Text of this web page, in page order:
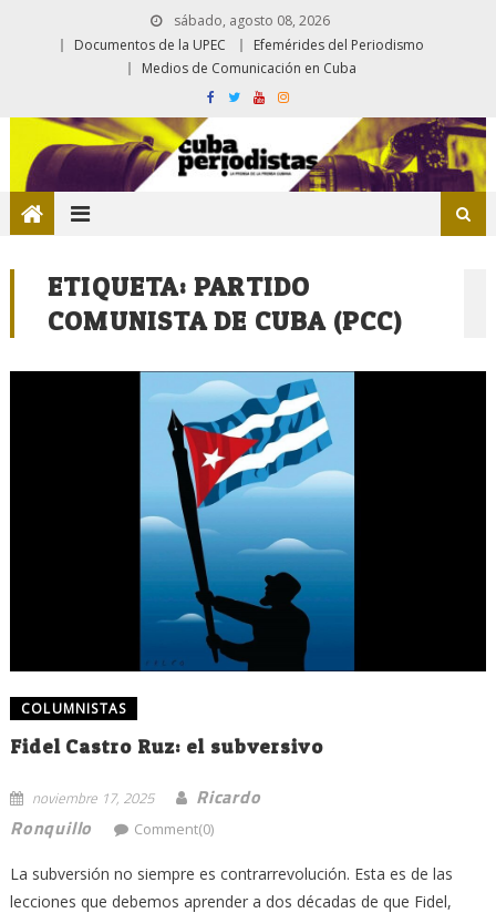
sábado, agosto 08, 2026
Documentos de la UPEC
Efemérides del Periodismo
Medios de Comunicación en Cuba
ETIQUETA: PARTIDO
COMUNISTA DE CUBA (PCC)
COLUMNISTAS
Fidel Castro Ruz: el subversivo
noviembre 17, 2025
Ricardo
Ronquillo
Comment(0)
La subversión no siempre es contrarrevolución. Esta es de las
lecciones que debemos aprender a dos décadas de que Fidel,